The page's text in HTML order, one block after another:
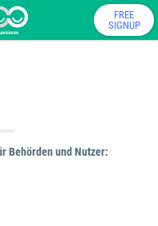
FREE
SIGNUP
Behörden und Nutzer: